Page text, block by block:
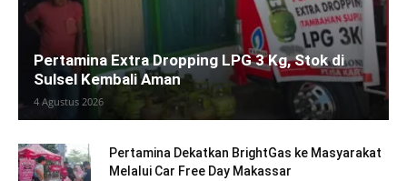
Pertamina Extra Dropping LPG 3 Kg, Stok di
Sulsel Kembali Aman
4 Agustus 2026
Pertamina Dekatkan BrightGas ke Masyarakat
Melalui Car Free Day Makassar